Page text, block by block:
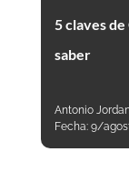
5 claves
saber
Antonio
Fecha: 9/